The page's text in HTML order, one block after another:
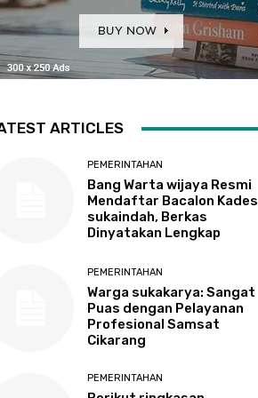
ARTICLES
PEMERINTAHAN
Bang Warta wijaya Resmi
Mendaftar Bacalon Kades
sukaindah, Berkas
Dinyatakan Lengkap
PEMERINTAHAN
Warga sukakarya: Sangat
Puas dengan Pelayanan
Profesional Samsat
Cikarang
PEMERINTAHAN